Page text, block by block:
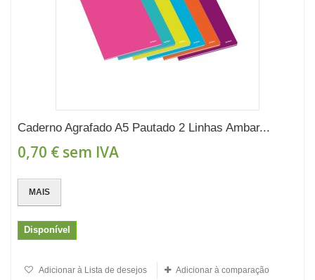
Caderno Agrafado A5 Pautado 2 Linhas Ambar...
0,70 € sem IVA
MAIS
Disponível
Adicionar à Lista de desejos Adicionar à comparação